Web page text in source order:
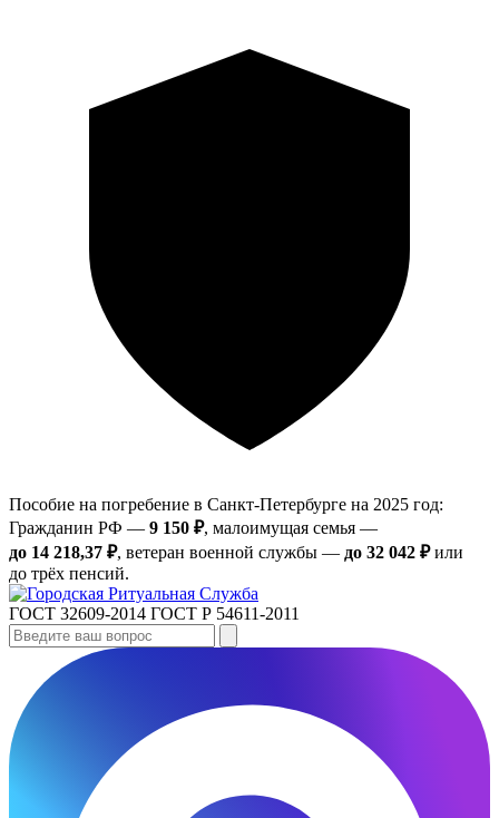
Пособие на погребение в Санкт‑Петербурге на 2025 год:
Гражданин РФ — 9 150 ₽, малоимущая семья —
до 14 218,37 ₽, ветеран военной службы — до 32 042 ₽или
до трёх пенсий.
ГОСТ 32609-2014 ГОСТ Р 54611-2011